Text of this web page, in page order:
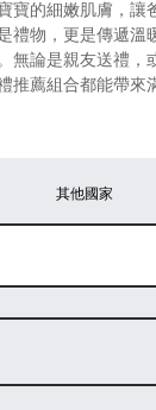
寶的細嫩肌膚，讓
禮物，更是傳遞溫
無論是親友送禮，
推薦組合都能帶來
其他國家